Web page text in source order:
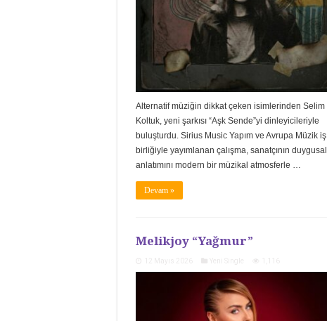
Alternatif müziğin dikkat çeken isimlerinden Selim
Koltuk, yeni şarkısı “Aşk Sende”yi dinleyicileriyle
buluşturdu. Sirius Music Yapım ve Avrupa Müzik iş
birliğiyle yayımlanan çalışma, sanatçının duygusal
anlatımını modern bir müzikal atmosferle …
Devam »
Melikjoy “Yağmur”